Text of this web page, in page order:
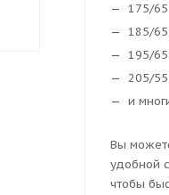
₽ 175/
185/65
195/65
205/55
и
Вы
удобной
чтобы